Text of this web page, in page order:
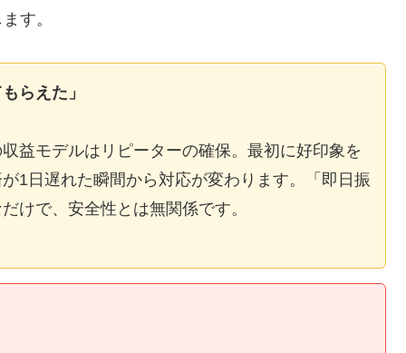
す。
らえた」
益モデルはリピーターの確保。最初に好印象を
1日遅れた瞬間から対応が変わります。「即日振
けで、安全性とは無関係です。